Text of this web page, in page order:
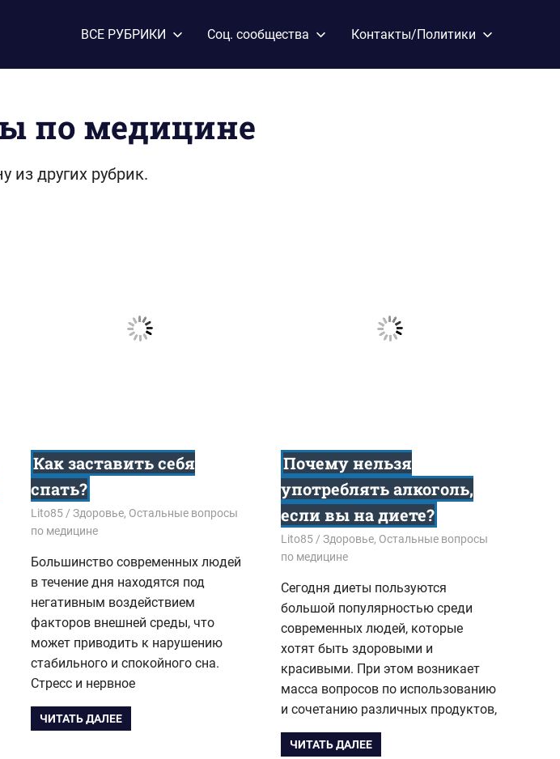
ВСЕ РУБРИКИ Соц. сообщества Контакты/Политики
по медицине
других рубрик.
Как заставить себя
спать?
31.08.2018
Lito85 Здоровье, Остальные вопросы
по медицине
Большинство современных людей
в течение дня находятся под
негативным воздействием
факторов внешней среды, что
может приводить к нарушению
стабильного и спокойного сна.
Стресс и нервное
ЧИТАТЬ ДАЛЕЕ
Почему нельзя
употреблять алкоголь,
если вы на диете?
26.08.2018
Lito85 Здоровье, Остальные вопросы
по медицине
Сегодня диеты пользуются
большой популярностью среди
современных людей, которые
хотят быть здоровыми и
красивыми. При этом возникает
масса вопросов по использованию
и сочетанию различных продуктов,
ЧИТАТЬ ДАЛЕЕ